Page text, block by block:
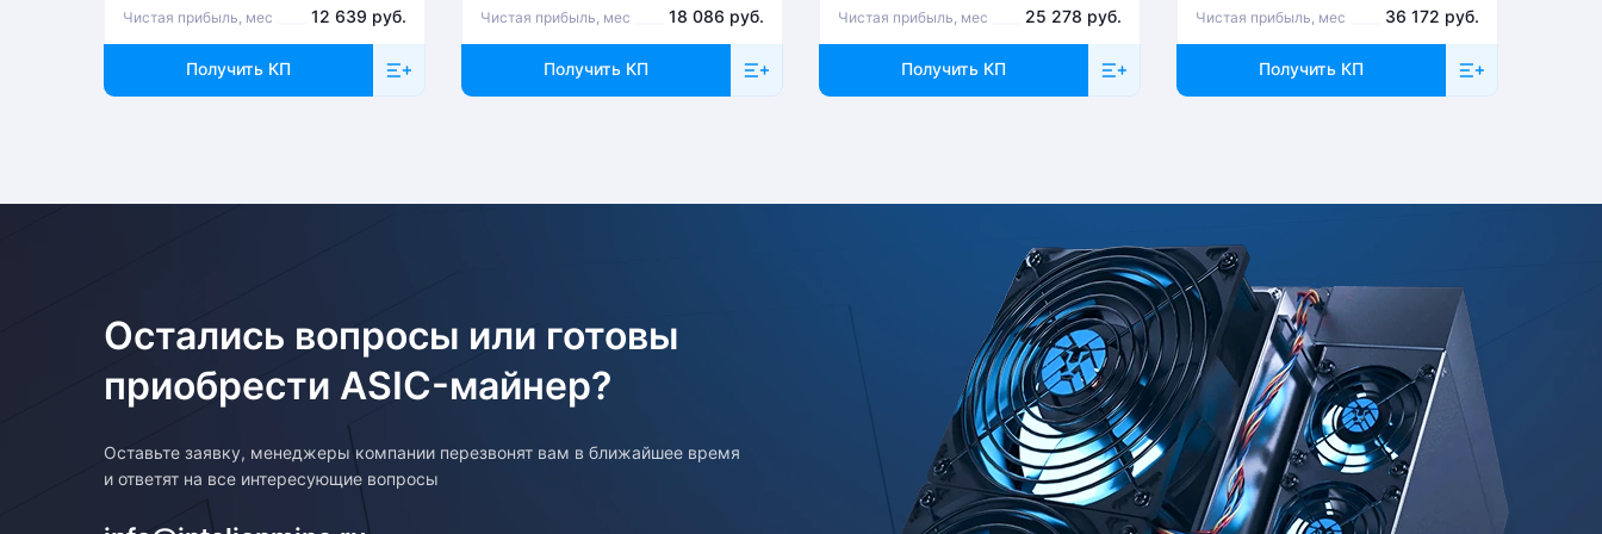
Возврат товара
Для того, чтобы оформить возврат товара, клиенту необходимо связаться с менеджером, который оформлял
Чистая прибыль, мес 12 639 руб.
Получить КП
Чистая прибыль, мес 18 086 руб.
Получить КП
Чистая прибыль, мес 25 278 руб.
Получить КП
Чистая прибыль, мес 36 172 руб.
Получить КП
Остались вопросы или готовы
приобрести ASIC-майнер?
Оставьте заявку, менеджеры компании перезвонят вам в ближайшее время
и ответят на все интересующие вопросы